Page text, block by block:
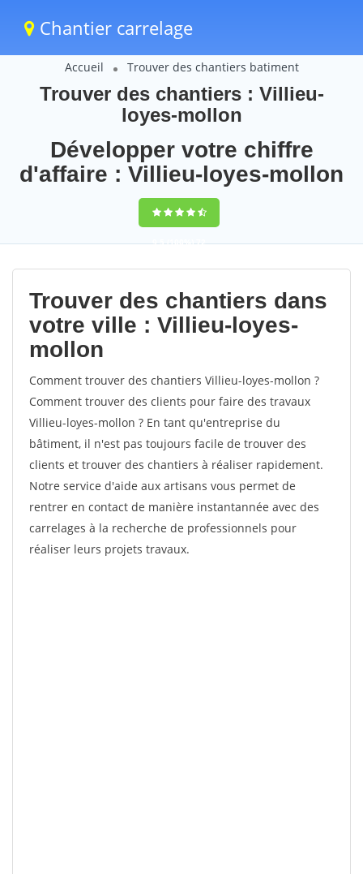
Chantier carrelage
Accueil Trouver des chantiers batiment
Trouver des chantiers : Villieu-
loyes-mollon
Développer votre chiffre
d'affaire : Villieu-loyes-mollon
9,5(100%)72
votes
Trouver des chantiers dans
votre ville : Villieu-loyes-
mollon
Comment trouver des chantiers Villieu-loyes-mollon ?
Comment trouver des clients pour faire des travaux
Villieu-loyes-mollon ? En tant qu'entreprise du
bâtiment, il n'est pas toujours facile de trouver des
clients et trouver des chantiers à réaliser rapidement.
Notre service d'aide aux artisans vous permet de
rentrer en contact de manière instantannée avec des
carrelages à la recherche de professionnels pour
réaliser leurs projets travaux.